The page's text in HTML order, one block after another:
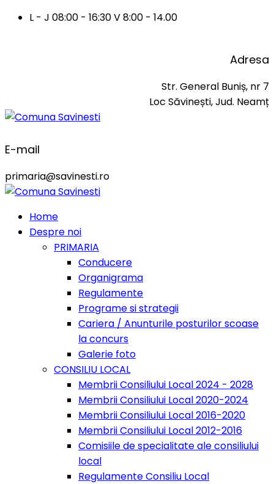
L - J 08:00 - 16:30 V 8:00 - 14.00
Adresa
Str. General Buniș, nr 7
Loc Săvinești, Jud. Neamț
E-mail
primaria@savinesti.ro
Home
Despre noi
PRIMARIA
Conducere
Organigrama
Regulamente
Programe si strategii
Cariera / Anunturile posturilor scoase
la concurs
Galerie foto
CONSILIU LOCAL
Membrii Consiliului Local 2024 - 2028
Membrii Consiliului Local 2020-2024
Membrii Consiliului Local 2016-2020
Membrii Consiliului Local 2012-2016
Comisiile de specialitate ale consiliului
local
Regulamente Consiliu Local